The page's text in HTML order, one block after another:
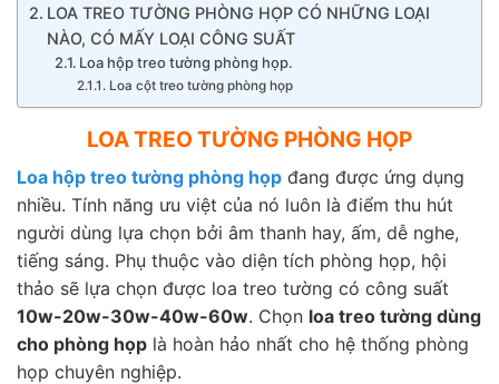
LOA TREO TƯỜNG PHÒNG HỌP CÓ NHỮNG LOẠI
NÀO, CÓ MẤY LOẠI CÔNG SUẤT
Loa hộp treo tường phòng họp.
Loa cột treo tường phòng họp
LOA TREO TƯỜNG PHÒNG HỌP
Loa hộp treo tường phòng họp đang được ứng dụng
nhiều. Tính năng ưu việt của nó luôn là điểm thu hút
người dùng lựa chọn bởi âm thanh hay, ấm, dễ nghe,
tiếng sáng. Phụ thuộc vào diện tích phòng họp, hội
thảo sẽ lựa chọn được loa treo tường có công suất
10w-20w-30w-40w-60w. Chọn loa treo tường dùng
cho phòng họp là hoàn hảo nhất cho hệ thống phòng
họp chuyên nghiệp.